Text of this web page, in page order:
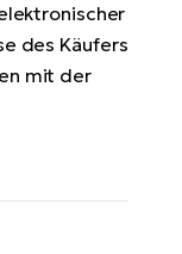
des Käufers
mit der